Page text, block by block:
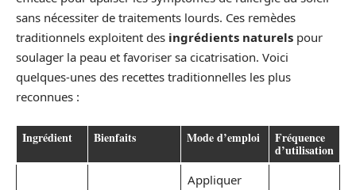
sans nécessiter de traitements lourds. Ces remèdes
traditionnels exploitent des ingrédients naturels pour
soulager la peau et favoriser sa cicatrisation. Voici
quelques-unes des recettes traditionnelles les plus
reconnues :
Ingrédient Bienfaits Mode d’emploi Fréquence
d’utilisation
Appliquer